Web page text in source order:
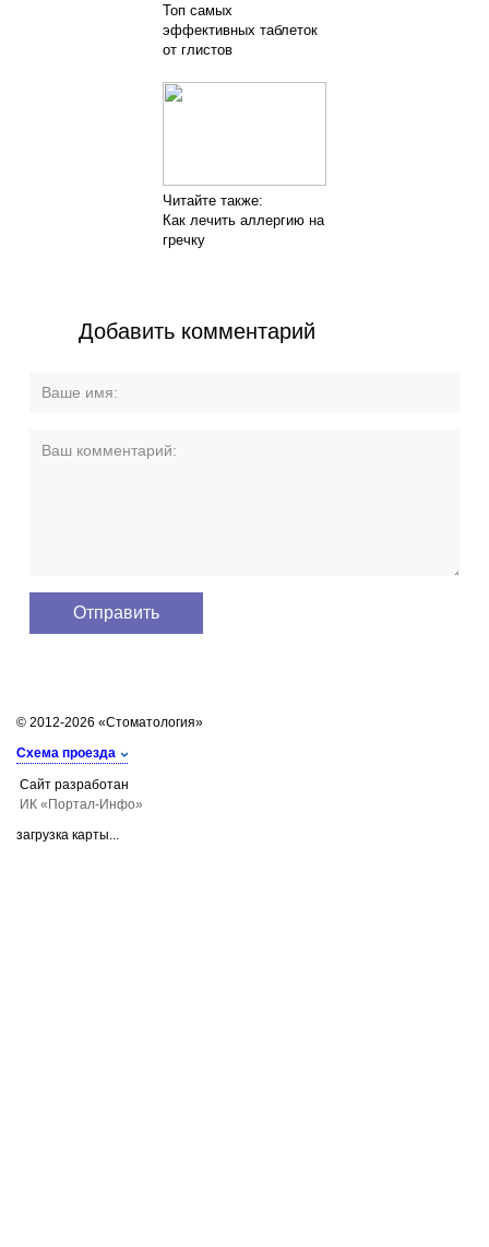
Топ самых
эффективных таблеток
от глистов
Читайте также:
Как лечить аллергию на
гречку
Добавить комментарий
© 2012-2026 «Стоматология»
Схема проезда
Сайт разработан
ИК «Портал-Инфо»
загрузка карты...